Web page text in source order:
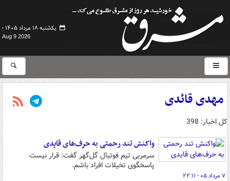
یکشنبه ۱۸ مرداد ۱۴۰۵ -
Aug 9 2026
مهدی قائدی
کل اخبار: 398
واکنش تند رحمتی به حرف‌های قایدی
سرمربی تیم فوتبال گل‌گهر گفت: قرار نیست
پاسخگوی تخیلات افراد باشم.
۷ مرداد ۰۵ - ۲۲:۱۱